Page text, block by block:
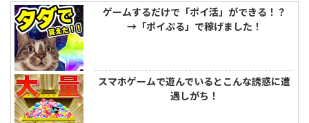
ゲームするだけで「ポイ活」ができる！？
→「ポイぷる」で稼げました！
スマホゲームで遊んでいるとこんな誘惑に遭
遇しがち！